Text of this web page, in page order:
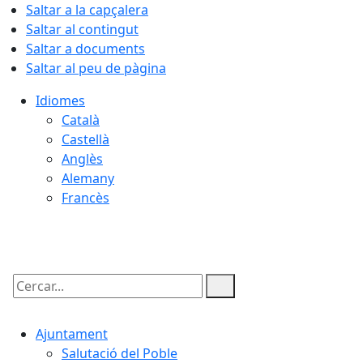
Saltar a la capçalera
Saltar al contingut
Saltar a documents
Saltar al peu de pàgina
Idiomes
Català
Castellà
Anglès
Alemany
Francès
Cercar:
Ajuntament
Salutació del Poble